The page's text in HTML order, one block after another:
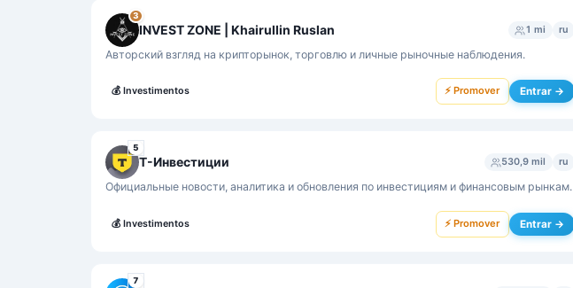
3
INVEST ZONE | Khairullin Ruslan 1 mi ru
Авторский взгляд на крипторынок, торговлю и личные рыночные наблюдения.
💰 Investimentos ⚡ Promover Entrar →
5
Т-Инвестиции 530,9 mil ru
Официальные новости, аналитика и обновления по инвестициям и финансовым рынкам.
💰 Investimentos ⚡ Promover Entrar →
7